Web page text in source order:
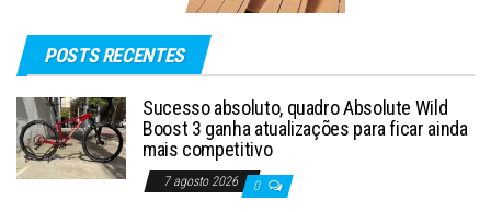
POSTS RECENTES
Sucesso absoluto, quadro Absolute Wild
Boost 3 ganha atualizações para ficar ainda
mais competitivo
7 agosto 2026 0